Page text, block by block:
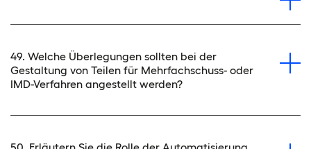
49. Welche Überlegungen sollten bei der
Gestaltung von Teilen für Mehrfachschuss- oder
IMD-Verfahren angestellt werden?